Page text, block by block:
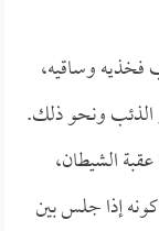
فخذيه وساقيه،
الذئب ونحو ذلك.
عقبة الشيطان،
إذا جلس بين